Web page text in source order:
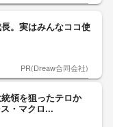
。実はみんなココ使
PR(Dreaw合同会社)
領を狙ったテロか
・マクロ...